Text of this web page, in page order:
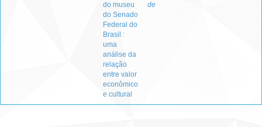
do museu
do Senado
Federal do
Brasil :
uma
análise da
relação
entre valor
econômico
e cultural
de